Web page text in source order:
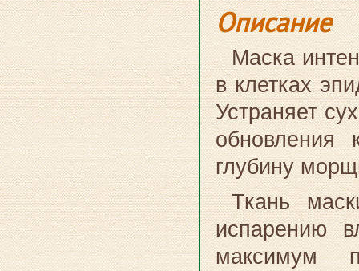
Описание
Маска
в клетках
Устраняет
обновления
глубину
Ткань
испарению
максимум